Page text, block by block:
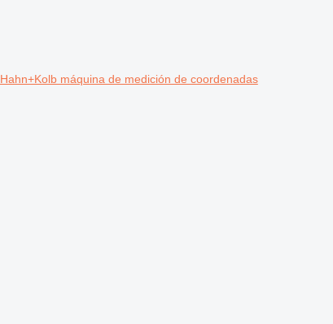
Hahn+Kolb máquina de medición de coordenadas